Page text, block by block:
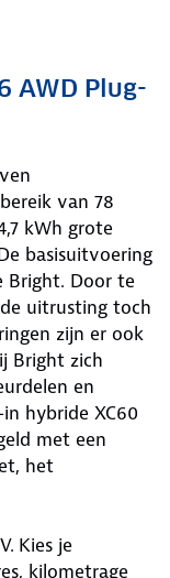
AWD Plug-
van 78
kWh grote
basisuitvoering
Bright. Door te
uitrusting toch
zijn er ook
Bright zich
en
hybride XC60
met een
het
Kies je
kilometrage